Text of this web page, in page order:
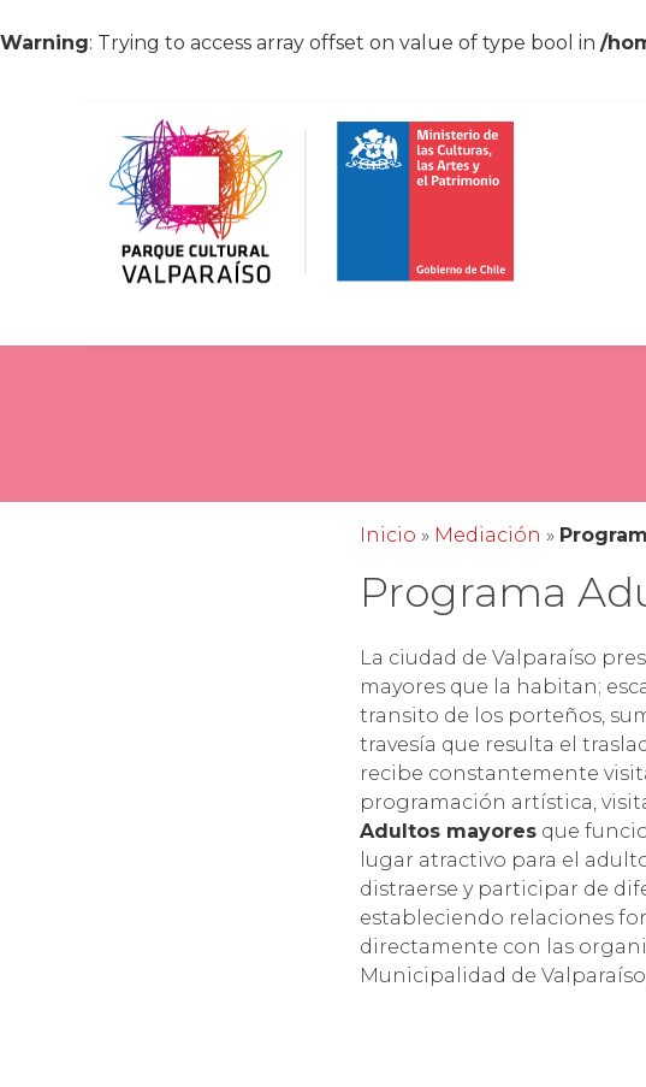
Warning: Trying to access array offset on value of type bool in /
Inicio » Mediación »
Programa
La ciudad de Valparaíso
mayores que la habitan;
transito de los porteños,
travesía que resulta el
recibe constantemente
programación artística,
Adultos mayoresque
lugar atractivo para el
distraerse y participar de
estableciendo relaciones
directamente con las
Municipalidad de